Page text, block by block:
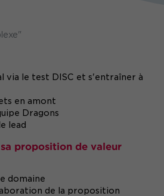
via le test DISC et s'entraîner à
en amont
Dragons
lead
proposition de valeur
domaine
de la proposition